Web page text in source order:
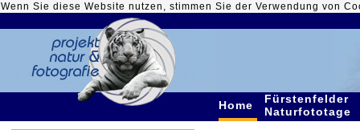
Wenn Sie diese Website nutzen, stimmen Sie der Verwendung von
Home
Fürstenfelder
Naturfototage